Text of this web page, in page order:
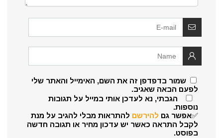
שמור בדפדפן זה את השם, האימייל והאתר שלי
לפעם הבאה שאגיב.
הגבתי, נא לעדכן אותי במייל על תגובות
נוספות.
✅אפשר גם להירשם להתראות מבלי להגיב על מנת
לקבל התראה כאשר יש עדכון מחיר או תגובה חדשה
בפוסט.